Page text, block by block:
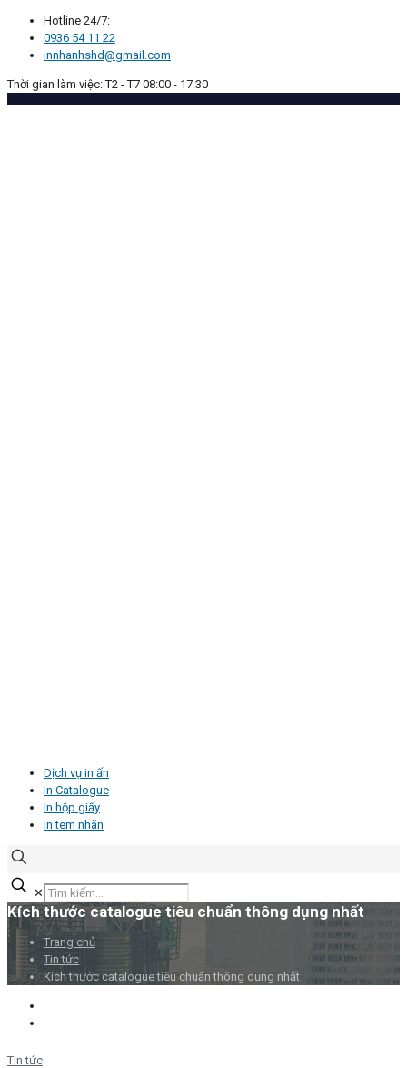
Hotline 24/7:
0936 54 11 22
innhanhshd@gmail.com
Thời gian làm việc: T2 - T7 08:00 - 17:30
Dịch vụ in ấn
In Catalogue
In hộp giấy
In tem nhãn
✕
Kích thước catalogue tiêu chuẩn thông dụng nhất
Trang chủ
Tin tức
Kích thước catalogue tiêu chuẩn thông dụng nhất
Tin tức